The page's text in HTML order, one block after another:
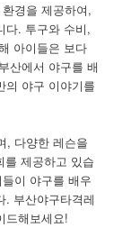
경을 제공하여,
다. 투구와 수비,
아이들은 보다
산에서 야구를 배
의 야구 이야기를
, 다양한 레슨을
제공하고 있습
이 야구를 배우
. 부산야구타격레
드해보세요!